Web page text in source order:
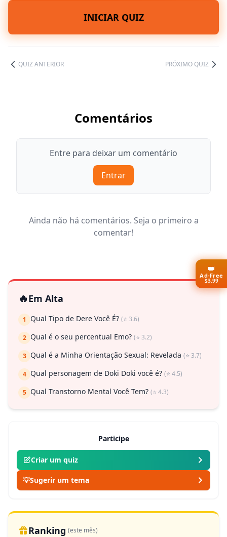
INICIAR QUIZ
QUIZ ANTERIOR PRÓXIMO QUIZ
Comentários
Entre para deixar um comentário
Entrar
Ainda não há comentários. Seja o primeiro a
comentar!
🔥Em Alta
1 Qual Tipo de Dere Você É? (⭐ 3.6)
2 Qual é o seu percentual Emo? (⭐ 3.2)
3 Qual é a Minha Orientação Sexual: Revelada (⭐ 3.7)
4 Qual personagem de Doki Doki você é? (⭐ 4.5)
5 Qual Transtorno Mental Você Tem? (⭐ 4.3)
Participe
Criar um quiz
💡Sugerir um tema
Ranking (este mês)
👑
Ad-Free
$3.99